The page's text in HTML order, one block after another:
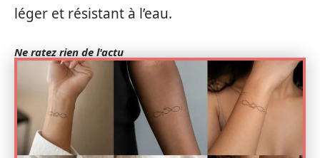
léger et résistant à l’eau.
Ne ratez rien de l'actu